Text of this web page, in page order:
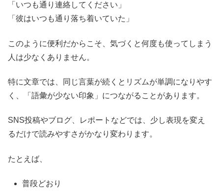
「いつも通り連絡してください」
「彼はいつも通り落ち着いていた」
このように便利だからこそ、気づくと何度も使ってしまう
人は少なくありません。
特に文章では、同じ言葉が続くとリズムが単調になりやす
く、「語彙が少ない印象」につながることがあります。
SNS投稿やブログ、レポートなどでは、少し表現を変え
るだけで読みやすさがかなり変わります。
たとえば、
普段どおり